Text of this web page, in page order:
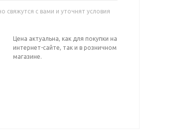
с вами и уточнят условия
Цена актуальна, как для покупки на
интернет-сайте, так и в розничном
магазине.